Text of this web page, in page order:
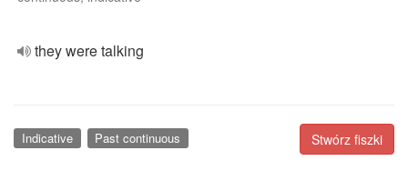
they were talking
Stwórz fiszki
Indicative Past continuous